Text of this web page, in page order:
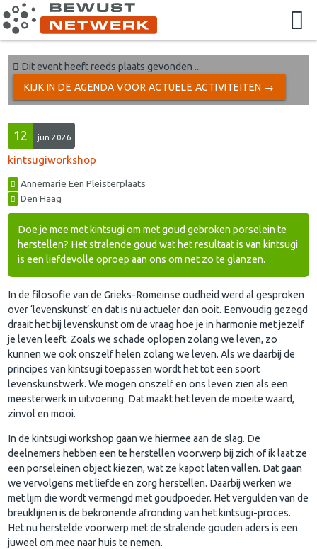
Dit event heeft reeds plaats gevonden ...
KIJK IN DE AGENDA VOOR ACTUELE ACTIVITEITEN →
12 jun 2026
kintsugiworkshop
Annemarie Een Pleisterplaats
Den Haag
Doe je mee met kintsugi om met goud gebroken porselein te
herstellen? Het stralende goud wat het resultaat is van kintsugi
is een liefdevolle oproep aan ons om net zo te glanzen.
In de filosofie van de Grieks-Romeinse oudheid werd al gesproken
over ‘levenskunst’ en dat is nu actueler dan ooit. Eenvoudig gezegd
draait het bij levenskunst om de vraag hoe je in harmonie met jezelf
je leven leeft. Zoals we schade oplopen zolang we leven, zo
kunnen we ook onszelf helen zolang we leven. Als we daarbij de
principes van kintsugi toepassen wordt het tot een soort
levenskunstwerk. We mogen onszelf en ons leven zien als een
meesterwerk in uitvoering. Dat maakt het leven de moeite waard,
zinvol en mooi.
In de kintsugi workshop gaan we hiermee aan de slag. De
deelnemers hebben een te herstellen voorwerp bij zich of ik laat ze
een porseleinen object kiezen, wat ze kapot laten vallen. Dat gaan
we vervolgens met liefde en zorg herstellen. Daarbij werken we
met lijm die wordt vermengd met goudpoeder. Het vergulden van de
breuklijnen is de bekronende afronding van het kintsugi-proces.
Het nu herstelde voorwerp met de stralende gouden aders is een
juweel om mee naar huis te nemen.